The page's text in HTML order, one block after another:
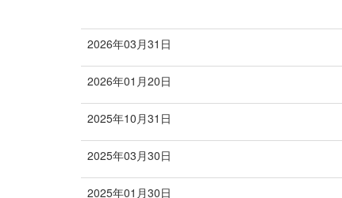
2026年03月31日
2026年01月20日
2025年10月31日
2025年03月30日
2025年01月30日